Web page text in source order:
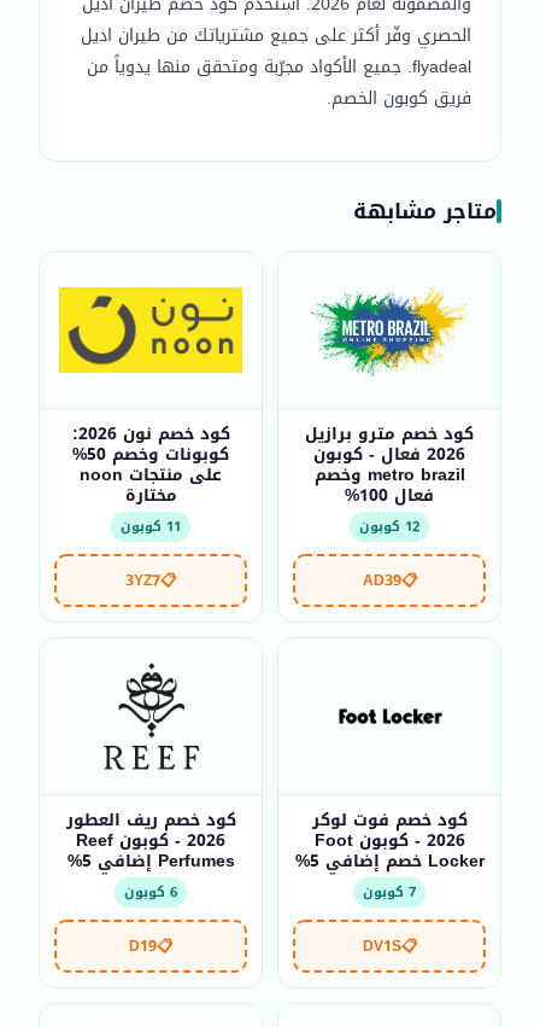
الحصري وفّر أكثر على جميع مشترياتك من طيران اديل
flyadeal. جميع الأكواد مجرّبة ومتحقق منها يدوياً من
فريق كوبون الخصم.
متاجر مشابهة
كود خصم مترو برازيل
2026 فعال - كوبون
metro brazil وخصم
فعال 100%
12 كوبون
📋
AD39
كود خصم نون 2026:
كوبونات وخصم 50%
على منتجات noon
مختارة
11 كوبون
📋
3YZ7
كود خصم فوت لوكر
2026 - كوبون Foot
Locker خصم إضافي 5%
7 كوبون
📋
DV1S
كود خصم ريف العطور
2026 - كوبون Reef
Perfumes إضافي 5%
6 كوبون
📋
D19